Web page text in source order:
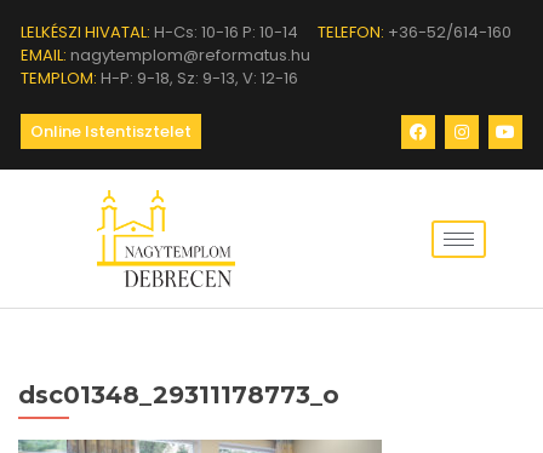
LELKÉSZI HIVATAL: H-Cs: 10-16 P: 10-14 TELEFON: +36-52/614-160
EMAIL: nagytemplom@reformatus.hu
TEMPLOM: H-P: 9-18, Sz: 9-13, V: 12-16
Online Istentisztelet
dsc01348_29311178773_o